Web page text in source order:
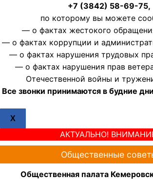
+7 (3842) 58-69-75,
по которому вы можете
— о фактах жестокого
— о фактах коррупции и
— о фактах нарушения трудовых
— о фактах нарушения прав
Отечественной войны и
Все звонки принимаются в будние
X
АКТУАЛЬНО!
Общественные
Общественная палата